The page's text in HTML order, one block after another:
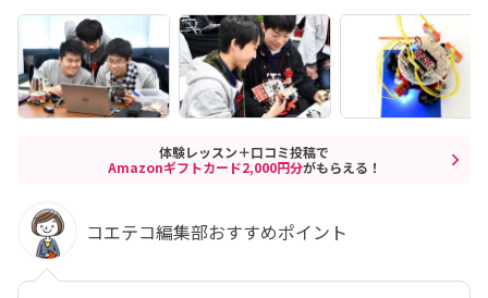
体験レッスン＋口コミ投稿で
Amazonギフトカード2,000円分がもらえる！
コエテコ編集部おすすめポイント